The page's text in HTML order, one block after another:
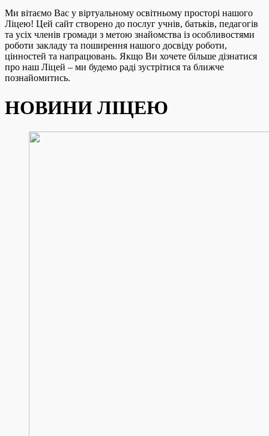
Ми вітаємо Вас у віртуальному освітньому просторі нашого
Ліцею! Цей сайт створено до послуг учнів, батьків, педагогів
та усіх членів громади з метою знайомства із особливостями
роботи закладу та поширення нашого досвіду роботи,
цінностей та напрацювань. Якщо Ви хочете більше дізнатися
про наш Ліцей – ми будемо раді зустрітися та ближче
познайомитись.
НОВИНИ ЛІЦЕЮ